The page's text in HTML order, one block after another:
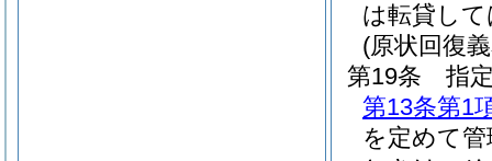
は転貸し
(原状回復
第19条
指
第13条第1
を定めて